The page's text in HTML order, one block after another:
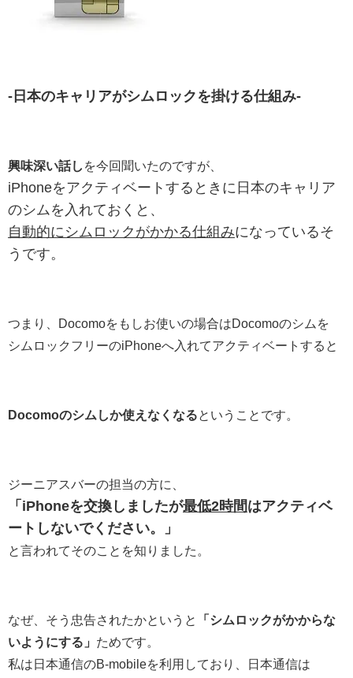
‐日本のキャリアがシムロックを掛ける仕組み‐
興味深い話し を今回聞いたのですが、
iPhoneをアクティベートするときに日本のキャリア
のシムを入れておくと、
自動的にシムロックがかかる仕組みになっているそ
うです。
つまり、Docomoをもしお使いの場合はDocomoのシムを
シムロックフリーのiPhoneへ入れてアクティベートすると
Docomoのシムしか使えなくなるということです。
ジーニアスバーの担当の方に、
「iPhoneを交換しましたが最低2時間はアクティベ
ートしないでください。」
と言われてそのことを知りました。
なぜ、そう忠告されたかというと
「シムロックがかからな
いようにする」 ためです。
私は日本通信のB-mobileを利用しており、日本通信は